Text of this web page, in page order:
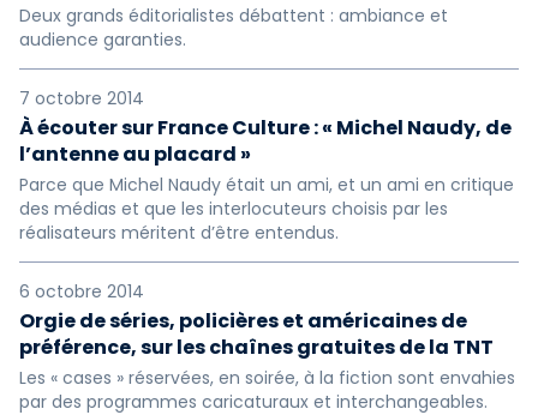
Deux grands éditorialistes débattent : ambiance et
audience garanties.
7 octobre 2014
À écouter sur France Culture : « Michel Naudy, de
l’antenne au placard »
Parce que Michel Naudy était un ami, et un ami en critique
des médias et que les interlocuteurs choisis par les
réalisateurs méritent d’être entendus.
6 octobre 2014
Orgie de séries, policières et américaines de
préférence, sur les chaînes gratuites de la TNT
Les « cases » réservées, en soirée, à la fiction sont envahies
par des programmes caricaturaux et interchangeables.